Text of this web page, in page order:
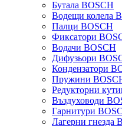
Бутала BOSCH
Водещи колела
Палци BOSCH
Фиксатори
Водачи BOSCH
Дифузьори
Кондензатори
Пружини
Редукторни
Въздуховоди
Гарнитури
Лагерни гнезда